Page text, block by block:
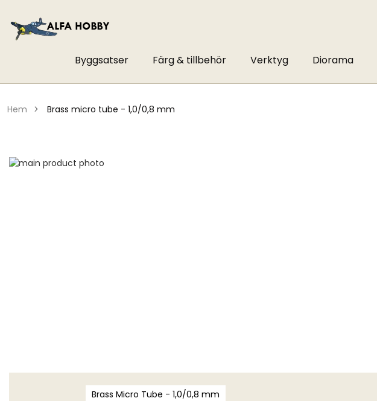
Byggsatser Färg & tillbehör Verktyg Diorama
hem brass micro tube - 1,0/0,8 mm
Hoppa
Brass Micro Tube - 1,0/0,8 mm